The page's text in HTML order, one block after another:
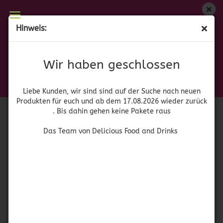
Hinweis:
Wir haben geschlossen
Liebe Kunden, wir sind sind auf der Suche nach neuen
Produkten für euch und ab dem 17.08.2026 wieder zurück
. Bis dahin gehen keine Pakete raus
Das Team von Delicious Food and Drinks
Wir haben geschlossen
zurück. Bis dahin gehen keine Pakete raus
Das Team von Delicious Food and Drinks
41849)